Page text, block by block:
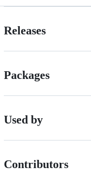
Releases
Packages
Used by
Contributors